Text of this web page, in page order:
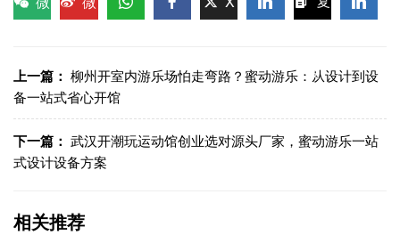
接
上一篇： 柳州开室内游乐场怕走弯路？蜜动游乐：从设计到设
备一站式省心开馆
下一篇： 武汉开潮玩运动馆创业选对源头厂家，蜜动游乐一站
式设计设备方案
相关推荐